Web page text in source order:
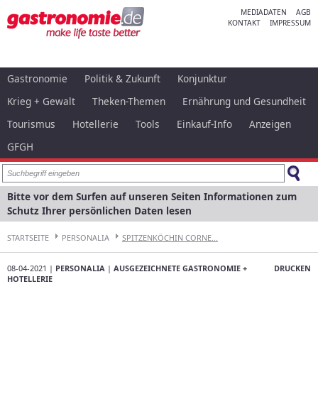
MEDIADATEN
AGB
KONTAKT
IMPRESSUM
Gastronomie Politik & Zukunft
Konjunktur
Krieg + Gewalt
Theken-Themen
Ernährung und Gesundheit
Tourismus
Hotellerie Tools Einkauf-Info
Anzeigen
GFGH
Bitte vor dem Surfen auf unseren Seiten Informationen zum
Schutz Ihrer persönlichen Daten lesen
STARTSEITE PERSONALIA SPITZENKÖCHIN CORNE...
DRUCKEN
08-04-2021 | PERSONALIA | AUSGEZEICHNETE GASTRONOMIE +
HOTELLERIE